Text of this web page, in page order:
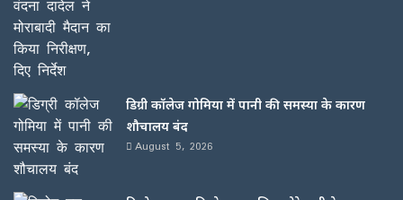
डिग्री कॉलेज गोमिया में पानी की समस्या के कारण
शौचालय बंद
August 5, 2026